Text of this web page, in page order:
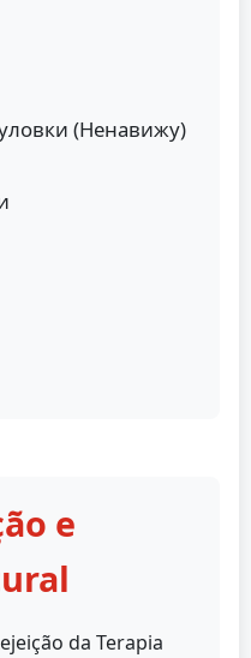
(Ненавижу)
e
da Terapia